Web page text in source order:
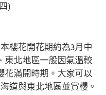
)
櫻花開花期約為3月中
東北地區一般因氣溫較
花滿開時期。大家可以
道與東北地區並賞櫻。